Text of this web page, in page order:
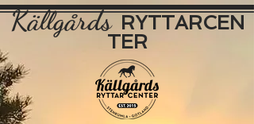
Källgårds RYTTARCEN
TER